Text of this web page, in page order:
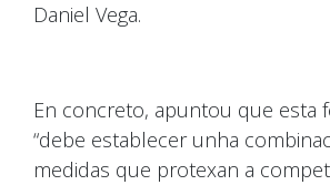
Daniel Vega.
En concreto, apuntou que esta
“debe establecer unha
medidas que protexan a